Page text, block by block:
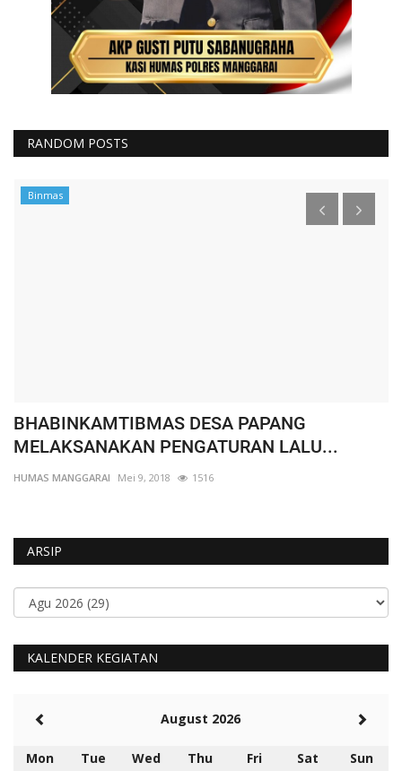
RANDOM POSTS
Binmas
BHABINKAMTIBMAS DESA PAPANG
MELAKSANAKAN PENGATURAN LALU...
HUMAS MANGGARAI Mei 9, 2018 1516
ARSIP
KALENDER KEGIATAN
August 2026
Mon Tue Wed Thu Fri Sat Sun